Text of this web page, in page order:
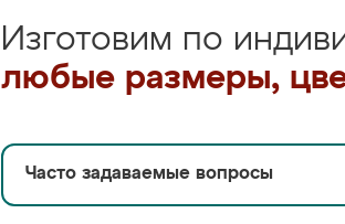
Изготовим по
любые размеры,
Часто задаваемые вопросы